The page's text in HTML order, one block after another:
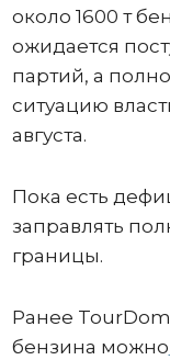
около 1600 т
ожидается
партий, а
ситуацию
августа.
Пока есть
заправлять
границы.
Ранее
бензина можно